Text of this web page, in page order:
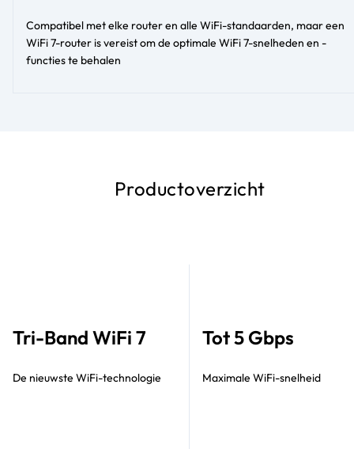
Compatibel met elke router en alle WiFi-standaarden, maar een
WiFi 7-router is vereist om de optimale WiFi 7-snelheden en -
functies te behalen
Productoverzicht
Tri-Band WiFi 7
De nieuwste WiFi-technologie
Tot 5 Gbps
Maximale WiFi-snelheid